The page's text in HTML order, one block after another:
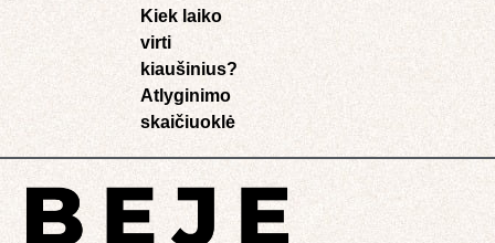
Kiek laiko
virti
kiaušinius?
Atlyginimo
skaičiuoklė​